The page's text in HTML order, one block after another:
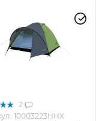
2
10003223HHX